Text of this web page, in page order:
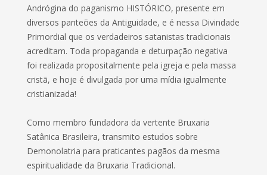
Andrógina do paganismo HISTÓRICO, presente em
diversos panteões da Antiguidade, e é nessa Divindade
Primordial que os verdadeiros satanistas tradicionais
acreditam. Toda propaganda e deturpação negativa
foi realizada propositalmente pela igreja e pela massa
cristã, e hoje é divulgada por uma mídia igualmente
cristianizada!
Como membro fundadora da vertente Bruxaria
Satânica Brasileira, transmito estudos sobre
Demonolatria para praticantes pagãos da mesma
espiritualidade da Bruxaria Tradicional.